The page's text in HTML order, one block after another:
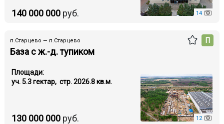
14
140 000 000руб.
п.Старцево — п.Старцево
База с ж.-д. тупиком
П
12
130 000 000руб.
Площади:
уч. 5.3 гектар, стр. 2026.8 кв.м.